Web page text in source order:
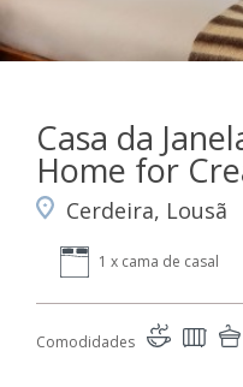
Casa da
Home for
Cerdeira, Lousã
1 x cama de casal
Comodidades